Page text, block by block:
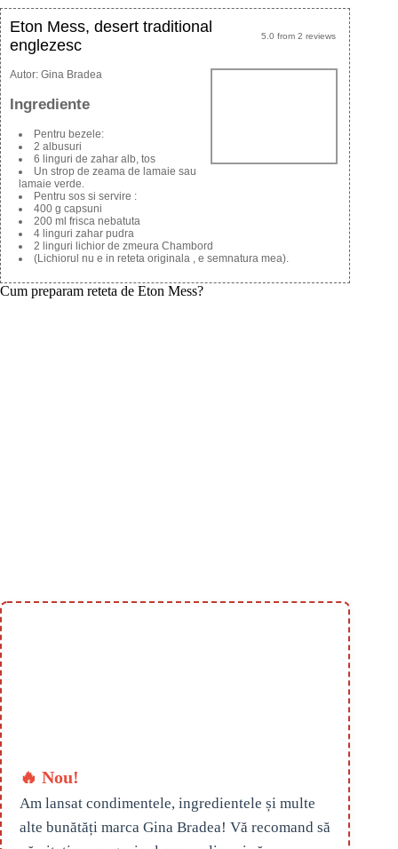
5.0 from 2 reviews
Eton Mess, desert traditional
englezesc
Autor: Gina Bradea
Ingrediente
Pentru bezele:
2 albusuri
6 linguri de zahar alb, tos
Un strop de zeama de lamaie sau
lamaie verde.
Pentru sos si servire :
400 g capsuni
200 ml frisca nebatuta
4 linguri zahar pudra
2 linguri lichior de zmeura Chambord
(Lichiorul nu e in reteta originala , e semnatura mea).
Cum preparam reteta de Eton Mess?
🔥 Nou!
Am lansat condimentele, ingredientele și multe
alte bunătăți marca Gina Bradea! Vă recomand să